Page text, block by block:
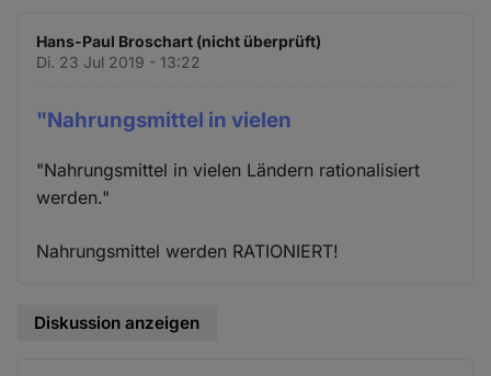
Hans-Paul Broschart (nicht überprüft)
Di. 23 Jul 2019 - 13:22
"Nahrungsmittel in vielen
"Nahrungsmittel in vielen Ländern rationalisiert
werden."
Nahrungsmittel werden RATIONIERT!
Diskussion anzeigen